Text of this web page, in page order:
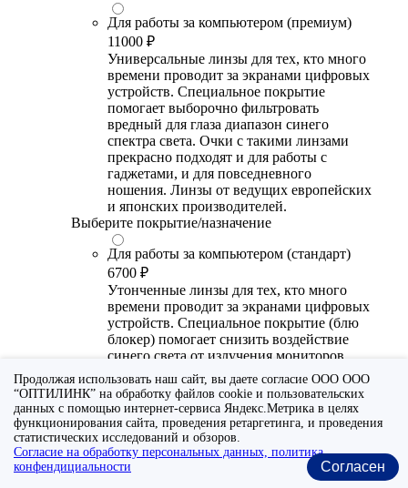
Для работы за компьютером (премиум)
11000 ₽
Универсальные линзы для тех, кто много
времени проводит за экранами цифровых
устройств. Специальное покрытие
помогает выборочно фильтровать
вредный для глаза диапазон синего
спектра света. Очки с такими линзами
прекрасно подходят и для работы с
гаджетами, и для повседневного
ношения. Линзы от ведущих европейских
и японских производителей.
Выберите покрытие/назначение
Для работы за компьютером (стандарт)
6700 ₽
Утонченные линзы для тех, кто много
времени проводит за экранами цифровых
устройств. Специальное покрытие (блю
блокер) помогает снизить воздействие
синего света от излучения мониторов.
Рекомендуются для использования во
время работы с гаджетами, не для
постоянного ношения. Линзы
производства Сербии или Ю.-В. Азии.
Для работы за компьютером (премиум)
20300 ₽
Продолжая использовать наш сайт, вы даете согласие ООО ООО
“ОПТИЛИНК” на обработку файлов cookie и пользовательских
данных с помощью интернет-сервиса Яндекс.Метрика в целях
функционирования сайта, проведения ретаргетинга, и проведения
статистических исследований и обзоров.
Согласие на обработку персональных данных, политика
конфендициальности
Согласен